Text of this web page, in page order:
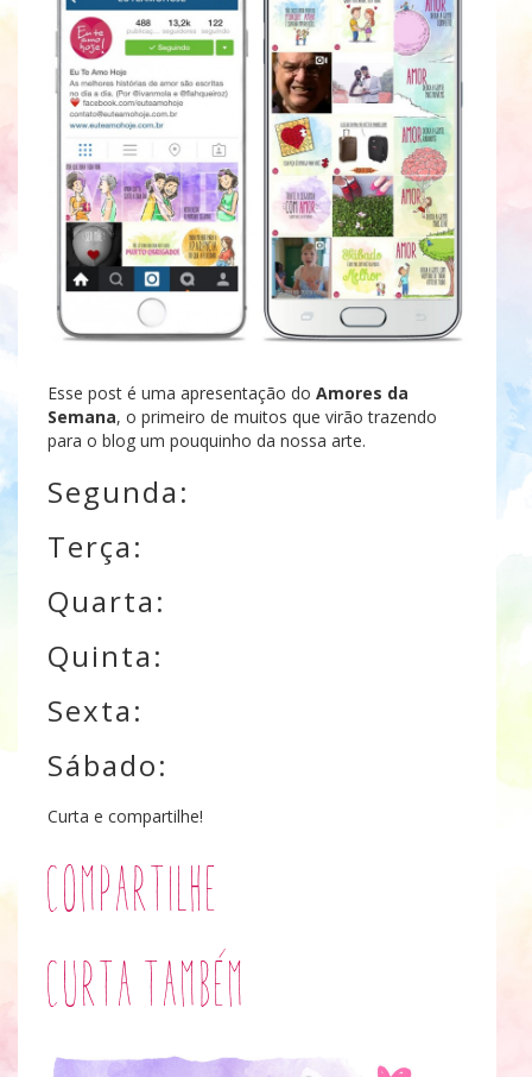
Esse post é uma apresentação do Amores da
Semana, o primeiro de muitos que virão trazendo
para o blog um pouquinho da nossa arte.
Segunda:
Terça:
Quarta:
Quinta:
Sexta:
Sábado:
Curta e compartilhe!
Compartilhe
Curta também